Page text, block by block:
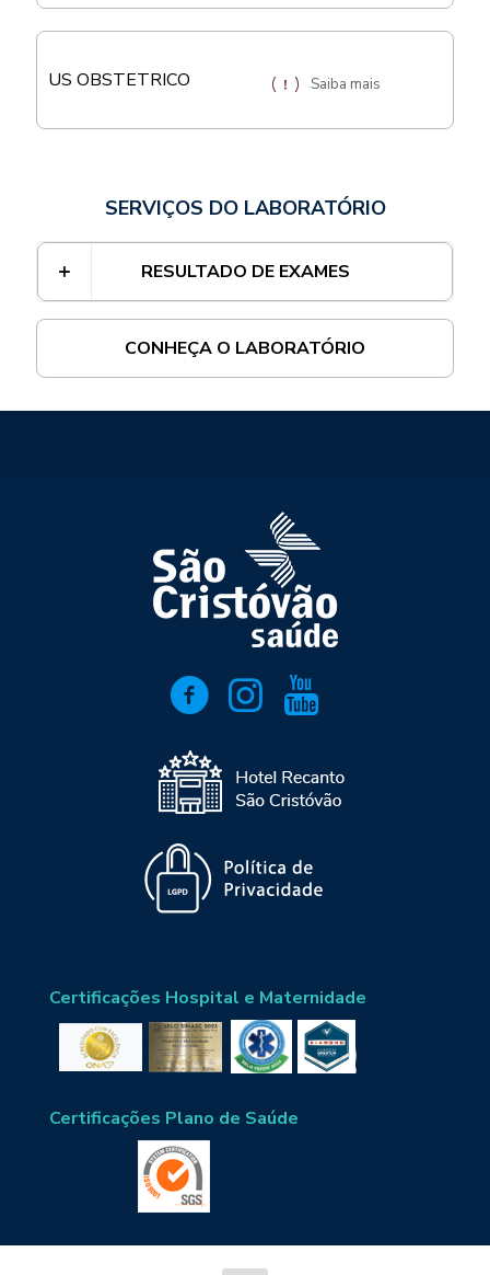
US OBSTETRICO Saiba mais
SERVIÇOS DO LABORATÓRIO
RESULTADO DE EXAMES
CONHEÇA O LABORATÓRIO
Certificações Hospital e Maternidade
Certificações Plano de Saúde